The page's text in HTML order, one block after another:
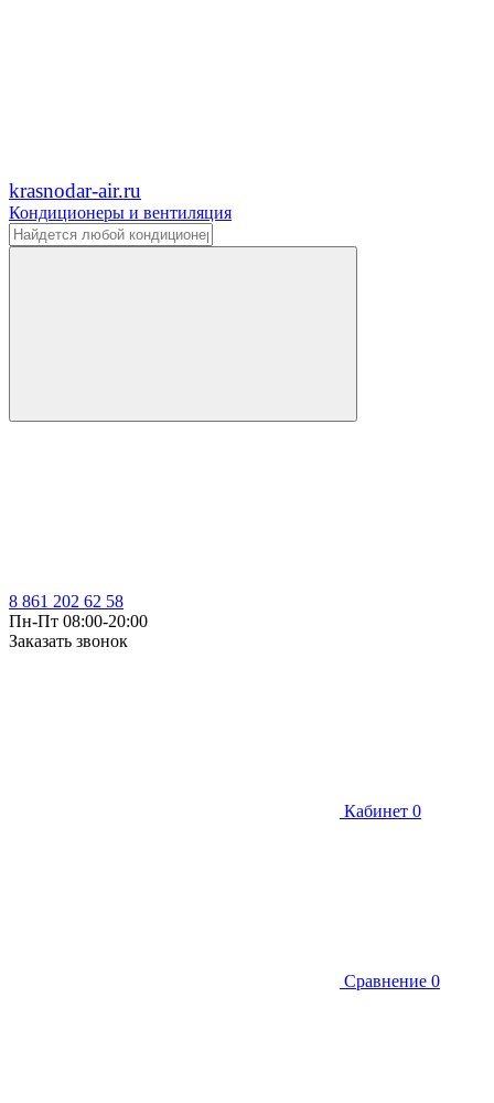
krasnodar-air.ru
Кондиционеры и вентиляция
8 861 202 62 58
Пн-Пт 08:00-20:00
Заказать звонок
Кабинет 0
Сравнение 0